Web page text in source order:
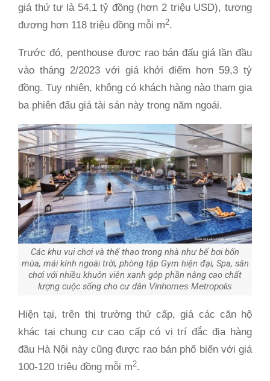
giá thứ tư là 54,1 tỷ đồng (hơn 2 triệu USD), tương
đương hơn 118 triệu đồng mỗi m2.
Trước đó, penthouse được rao bán đấu giá lần đầu
vào tháng 2/2023 với giá khởi điểm hơn 59,3 tỷ
đồng. Tuy nhiên, không có khách hàng nào tham gia
ba phiên đấu giá tài sản này trong năm ngoái.
Các khu vui chơi và thể thao trong nhà như bể bơi bốn
mùa, mái kính ngoài trời, phòng tập Gym hiện đại, Spa, sân
chơi với nhiều khuôn viên xanh góp phần nâng cao chất
lượng cuộc sống cho cư dân Vinhomes Metropolis
Hiện tại, trên thị trường thứ cấp, giá các căn hộ
khác tại chung cư cao cấp có vị trí đắc địa hàng
đầu Hà Nội này cũng được rao bán phổ biến với giá
100-120 triệu đồng mỗi m2.